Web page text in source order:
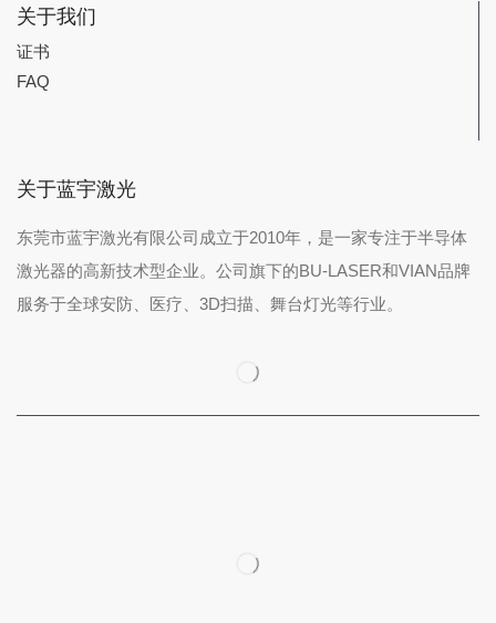
关于我们
证书
FAQ
关于蓝宇激光
东莞市蓝宇激光有限公司成立于2010年，是一家专注于半导体
激光器的高新技术型企业。公司旗下的BU-LASER和VIAN品牌
服务于全球安防、医疗、3D扫描、舞台灯光等行业。